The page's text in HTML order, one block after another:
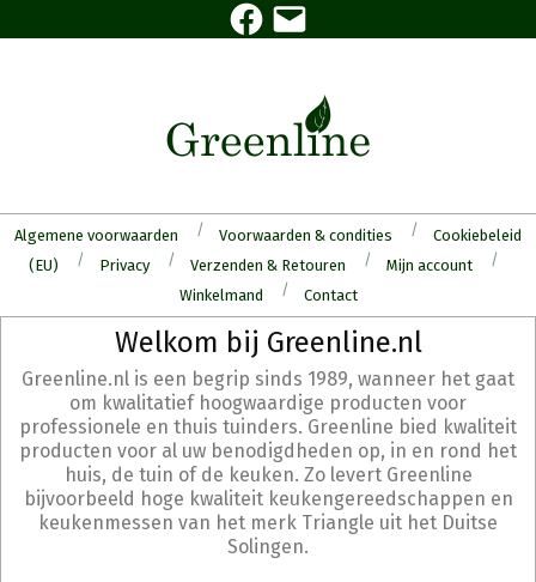
to
Facebook
E-
mail
Algemene voorwaarden Voorwaarden & condities
Cookiebeleid
(EU)
Privacy Verzenden & Retouren
Mijn account
Winkelmand
Contact
Menu
Welkom bij Greenline.nl
Greenline.nl is een begrip sinds 1989, wanneer het gaat
om kwalitatief hoogwaardige producten voor
professionele en thuis tuinders. Greenline bied kwaliteit
producten voor al uw benodigdheden op, in en rond het
huis, de tuin of de keuken. Zo levert Greenline
bijvoorbeeld hoge kwaliteit keukengereedschappen en
keukenmessen van het merk Triangle uit het Duitse
Solingen.